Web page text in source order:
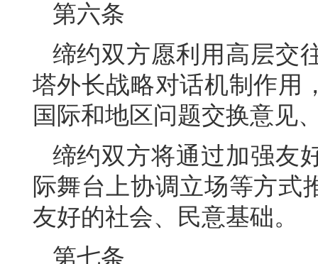
第六条
缔约双方愿利用高层交
塔外长战略对话机制作用
国际和地区问题交换意见
缔约双方将通过加强友
际舞台上协调立场等方式
友好的社会、民意基础。
第七条